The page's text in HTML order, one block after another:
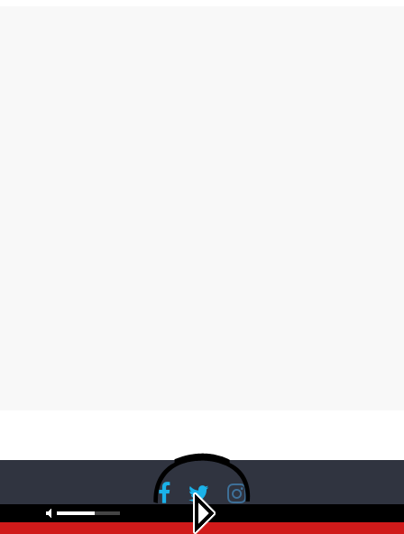
Copyright © 2026RadioBanglaNet. All rights reserved.